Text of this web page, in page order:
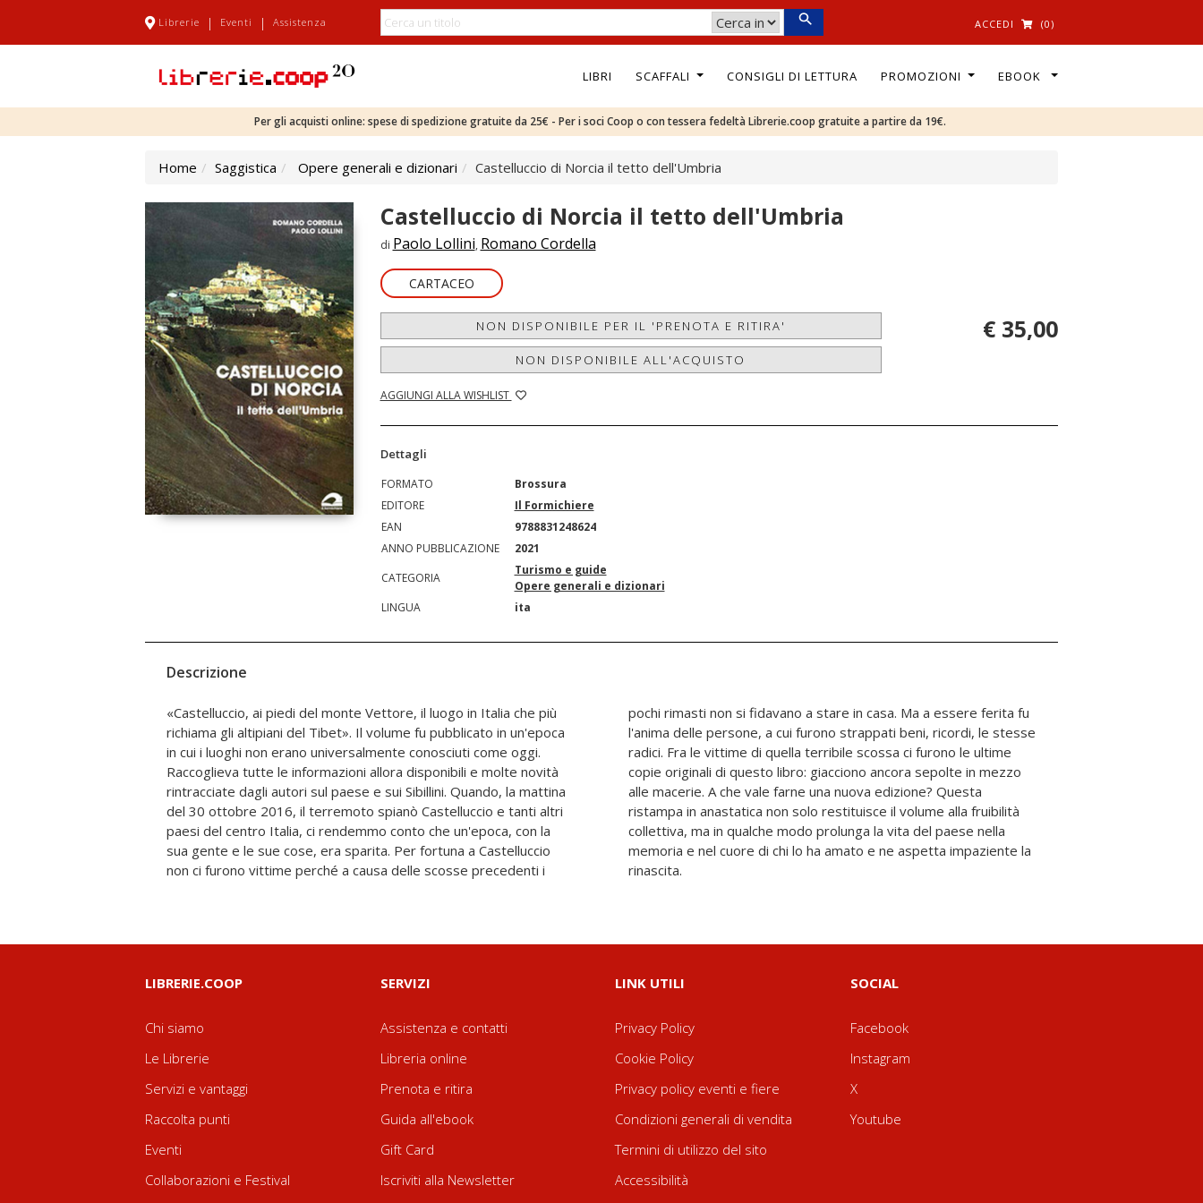
Librerie | Eventi | Assistenza ACCEDI (0)
LIBRI SCAFFALI CONSIGLI DI LETTURA PROMOZIONI EBOOK
Per gli acquisti online: spese di spedizione gratuite da 25€ - Per i soci Coop o con tessera fedeltà Librerie.coop gratuite a partire da 19€.
Home Saggistica Opere generali e dizionari Castelluccio di Norcia il tetto dell'Umbria
Castelluccio di Norcia il tetto dell'Umbria
di Paolo Lollini, Romano Cordella
CARTACEO
NON DISPONIBILE PER IL 'PRENOTA E RITIRA'
NON DISPONIBILE ALL'ACQUISTO
AGGIUNGI ALLA WISHLIST
€ 35,00
Dettagli
FORMATO
Brossura
EDITORE
Il Formichiere
EAN
9788831248624
ANNO PUBBLICAZIONE
2021
CATEGORIA
Turismo e guide
Opere generali e dizionari
LINGUA
ita
Descrizione
«Castelluccio, ai piedi del monte Vettore, il luogo in Italia che più
richiama gli altipiani del Tibet». Il volume fu pubblicato in un'epoca
in cui i luoghi non erano universalmente conosciuti come oggi.
Raccoglieva tutte le informazioni allora disponibili e molte novità
rintracciate dagli autori sul paese e sui Sibillini. Quando, la mattina
del 30 ottobre 2016, il terremoto spianò Castelluccio e tanti altri
paesi del centro Italia, ci rendemmo conto che un'epoca, con la
sua gente e le sue cose, era sparita. Per fortuna a Castelluccio
non ci furono vittime perché a causa delle scosse precedenti i
pochi rimasti non si fidavano a stare in casa. Ma a essere ferita fu
l'anima delle persone, a cui furono strappati beni, ricordi, le stesse
radici. Fra le vittime di quella terribile scossa ci furono le ultime
copie originali di questo libro: giacciono ancora sepolte in mezzo
alle macerie. A che vale farne una nuova edizione? Questa
ristampa in anastatica non solo restituisce il volume alla fruibilità
collettiva, ma in qualche modo prolunga la vita del paese nella
memoria e nel cuore di chi lo ha amato e ne aspetta impaziente la
rinascita.
LIBRERIE.COOP
Chi siamo
Le Librerie
Servizi e vantaggi
Raccolta punti
Eventi
Collaborazioni e Festival
SERVIZI
Assistenza e contatti
Libreria online
Prenota e ritira
Guida all'ebook
Gift Card
Iscriviti alla Newsletter
LINK UTILI
Privacy Policy
Cookie Policy
Privacy policy eventi e fiere
Condizioni generali di vendita
Termini di utilizzo del sito
Accessibilità
SOCIAL
Facebook
Instagram
X
Youtube